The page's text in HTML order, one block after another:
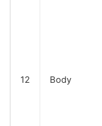
12 Body